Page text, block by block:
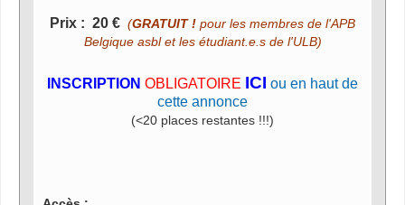
e
n
Prix : 20 € (GRATUIT ! pour les membres de l'APB
Belgique asbl et les étudiant.e.s de l'ULB)
INSCRIPTION OBLIGATOIRE ICI ou en haut de
cette annonce
(<20 places restantes !!!)